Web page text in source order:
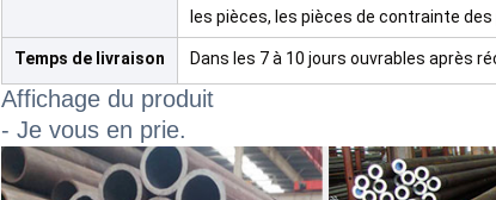
les pièces, les pièces de contrainte
Temps de livraison Dans les 7 à 10 jours ouvrables après
Affichage du produit
- Je vous en prie.